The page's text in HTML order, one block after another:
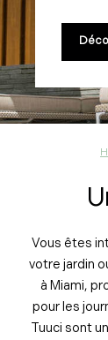
Vous êtes
votre jardin
à Miami,
pour les
Tuuci sont